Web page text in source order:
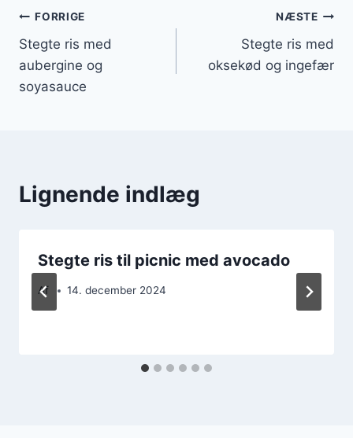
Indlægsnavigation
FORRIGE
Stegte ris med
aubergine og
soyasauce
NÆSTE
Stegte ris med
oksekød og ingefær
Lignende indlæg
Stegte ris til picnic med avocado
Af 14. december 2024